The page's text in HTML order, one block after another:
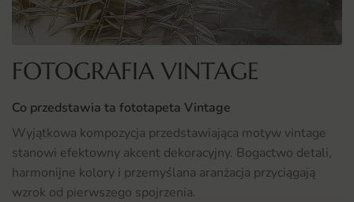
FOTOGRAFIA VINTAGE
Co przedstawia ta fototapeta Vintage
Wyjątkowa kompozycja przedstawiająca motyw vintage
stanowi efektowny akcent dekoracyjny. Bogactwo detali,
harmonijne kolory i przemyślana aranżacja przyciągają
wzrok od pierwszego spojrzenia.